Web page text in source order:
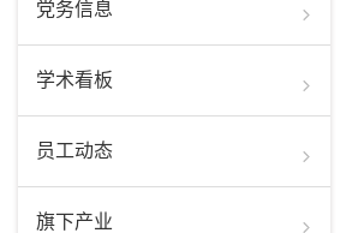
党务信息
学术看板
员工动态
旗下产业